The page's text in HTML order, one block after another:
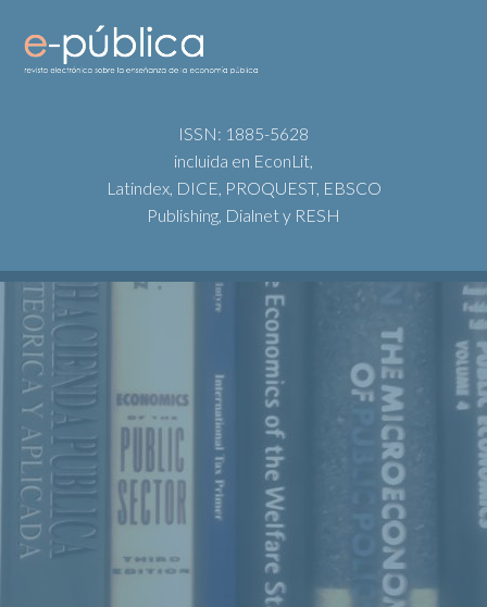
ISSN: 1885-5628
incluida en EconLit,
Latindex, DICE, PROQUEST, EBSCO
Publishing, Dialnet y RESH